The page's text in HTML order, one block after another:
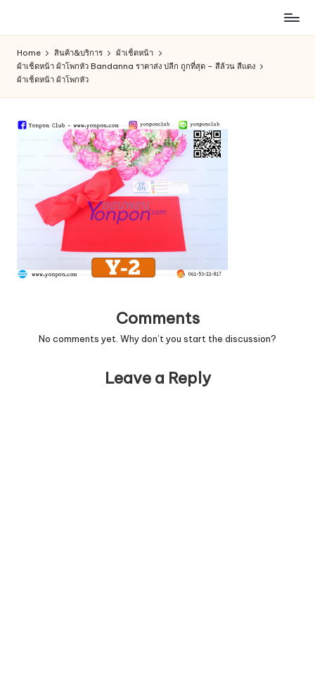
content
สินค้า
ออนไลน์
รัก
Home สินค้า&บริการ
ผ้าเช็ดหน้า
ผ้าเช็ดหน้า ผ้าโพกหัว Bandanna ราคาส่ง ปลีก ถูกที่สุด – สีล้วน สีแดง
ผ้าเช็ดหน้า ผ้าโพกหัว
Comments
No comments yet. Why don’t you start the discussion?
Leave a Reply